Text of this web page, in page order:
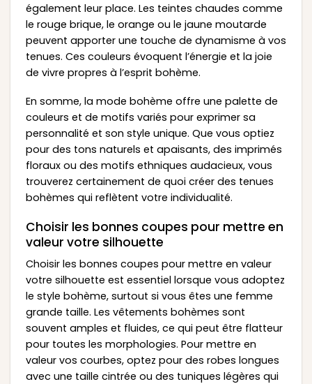
également leur place. Les teintes chaudes comme
le rouge brique, le orange ou le jaune moutarde
peuvent apporter une touche de dynamisme à vos
tenues. Ces couleurs évoquent l’énergie et la joie
de vivre propres à l’esprit bohème.
En somme, la mode bohème offre une palette de
couleurs et de motifs variés pour exprimer sa
personnalité et son style unique. Que vous optiez
pour des tons naturels et apaisants, des imprimés
floraux ou des motifs ethniques audacieux, vous
trouverez certainement de quoi créer des tenues
bohèmes qui reflètent votre individualité.
Choisir les bonnes coupes pour mettre en
valeur votre silhouette
Choisir les bonnes coupes pour mettre en valeur
votre silhouette est essentiel lorsque vous adoptez
le style bohème, surtout si vous êtes une femme
grande taille. Les vêtements bohèmes sont
souvent amples et fluides, ce qui peut être flatteur
pour toutes les morphologies. Pour mettre en
valeur vos courbes, optez pour des robes longues
avec une taille cintrée ou des tuniques légères qui